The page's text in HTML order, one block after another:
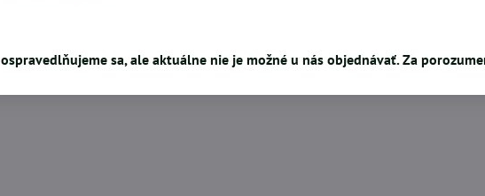
ospravedlňujeme sa, ale aktuálne nie je možné u nás objednávať. Za